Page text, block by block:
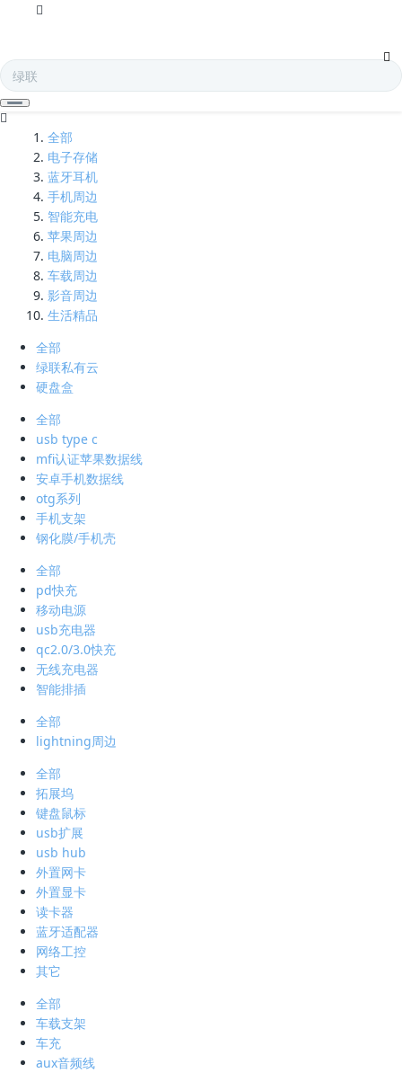
全部
电子存储
蓝牙耳机
手机周边
智能充电
苹果周边
电脑周边
车载周边
影音周边
生活精品
全部
绿联私有云
硬盘盒
全部
usb type c
mfi认证苹果数据线
安卓手机数据线
otg系列
手机支架
钢化膜/手机壳
全部
pd快充
移动电源
usb充电器
qc2.0/3.0快充
无线充电器
智能排插
全部
lightning周边
全部
拓展坞
键盘鼠标
usb扩展
usb hub
外置网卡
外置显卡
读卡器
蓝牙适配器
网络工控
其它
全部
车载支架
车充
aux音频线